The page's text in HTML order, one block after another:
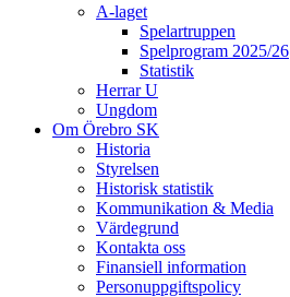
A-laget
Spelartruppen
Spelprogram 2025/26
Statistik
Herrar U
Ungdom
Om Örebro SK
Historia
Styrelsen
Historisk statistik
Kommunikation & Media
Värdegrund
Kontakta oss
Finansiell information
Personuppgiftspolicy